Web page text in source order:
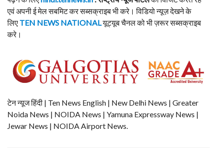
एवं अपनी ई मेल सबमिट कर सब्सक्राइब भी करे। विडियो न्यूज़ देखने के
लिए TEN NEWS NATIONALयूट्यूब चैनल को भी ज़रूर सब्सक्राइब
करे।
टेन न्यूज हिंदी | Ten News English | New Delhi News | Greater
Noida News | NOIDA News | Yamuna Expressway News |
Jewar News | NOIDA Airport News.